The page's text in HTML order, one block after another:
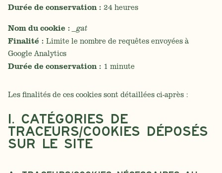
Durée de conservation : 24 heures
Nom du cookie : _gat
Finalité : Limite le nombre de requêtes envoyées à
Google Analytics
Durée de conservation : 1 minute
Les finalités de ces cookies sont détaillées ci-après :
I. CATÉGORIES DE
TRACEURS/COOKIES DÉPOSÉS
SUR LE SITE